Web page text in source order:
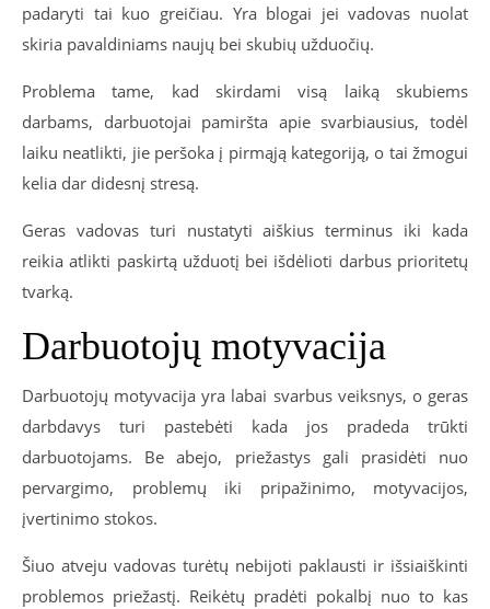
padaryti tai kuo greičiau. Yra blogai jei vadovas nuolat
skiria pavaldiniams naujų bei skubių užduočių.
Problema tame, kad skirdami visą laiką skubiems
darbams, darbuotojai pamiršta apie svarbiausius, todėl
laiku neatlikti, jie peršoka į pirmąją kategoriją, o tai žmogui
kelia dar didesnį stresą.
Geras vadovas turi nustatyti aiškius terminus iki kada
reikia atlikti paskirtą užduotį bei išdėlioti darbus prioritetų
tvarką.
Darbuotojų motyvacija
Darbuotojų motyvacija yra labai svarbus veiksnys, o geras
darbdavys turi pastebėti kada jos pradeda trūkti
darbuotojams. Be abejo, priežastys gali prasidėti nuo
pervargimo, problemų iki pripažinimo, motyvacijos,
įvertinimo stokos.
Šiuo atveju vadovas turėtų nebijoti paklausti ir išsiaiškinti
problemos priežastį. Reikėtų pradėti pokalbį nuo to kas